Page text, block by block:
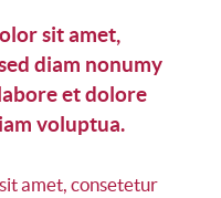
sit amet,
diam nonumy
et dolore
voluptua.
amet, consetetur